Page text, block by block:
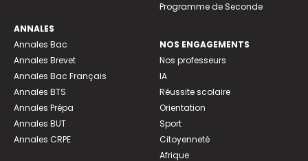
ANNALES
Annales Bac
Annales Brevet
Annales Bac Français
Annales BTS
Annales Prépa
Annales BUT
Annales CRPE
Programme de Seconde
NOS ENGAGEMENTS
Nos professeurs
IA
Réussite scolaire
Orientation
Sport
Citoyenneté
Afrique